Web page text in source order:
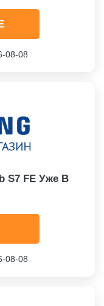
08-08
S7 FE Уже В
08-08